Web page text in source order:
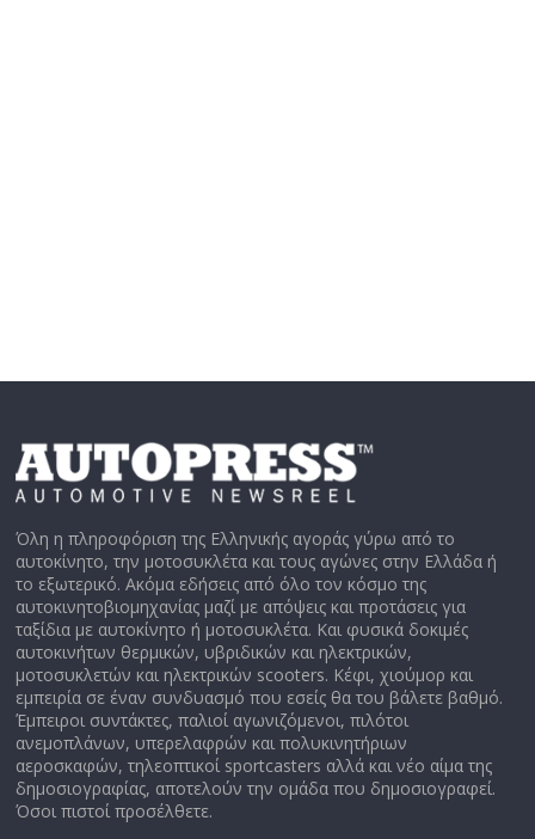
Όλη η πληροφόριση της Ελληνικής αγοράς γύρω από το
αυτοκίνητο, την μοτοσυκλέτα και τους αγώνες στην Ελλάδα ή
το εξωτερικό. Ακόμα εδήσεις από όλο τον κόσμο της
αυτοκινητοβιομηχανίας μαζί με απόψεις και προτάσεις για
ταξίδια με αυτοκίνητο ή μοτοσυκλέτα. Και φυσικά δοκιμές
αυτοκινήτων θερμικών, υβριδικών και ηλεκτρικών,
μοτοσυκλετών και ηλεκτρικών scooters. Κέφι, χιούμορ και
εμπειρία σε έναν συνδυασμό που εσείς θα του βάλετε βαθμό.
Έμπειροι συντάκτες, παλιοί αγωνιζόμενοι, πιλότοι
ανεμοπλάνων, υπερελαφρών και πολυκινητήριων
αεροσκαφών, τηλεοπτικοί sportcasters αλλά και νέο αίμα της
δημοσιογραφίας, αποτελούν την ομάδα που δημοσιογραφεί.
Όσοι πιστοί προσέλθετε.